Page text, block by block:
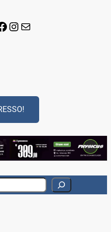
Instagram
E-mail